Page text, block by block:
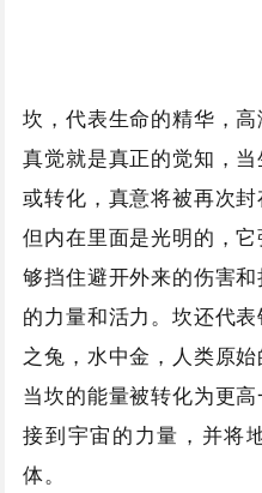
坎，代表生命的精华，
真觉就是真正的觉知，
或转化，真意将被再次
但内在里面是光明的，
够挡住避开外来的伤害
的力量和活力。坎还代
之兔，水中金，人类原
当坎的能量被转化为更
接到宇宙的力量，并将
体。